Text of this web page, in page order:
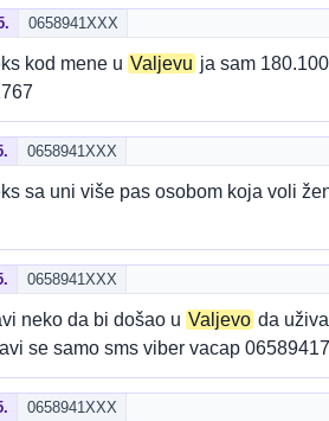
0658941XXX
kod mene u Valjevu ja sam
0658941XXX
sa uni više pas osobom koja voli
0658941XXX
neko da bi došao u Valjevo da
se samo sms viber vacap
0658941XXX